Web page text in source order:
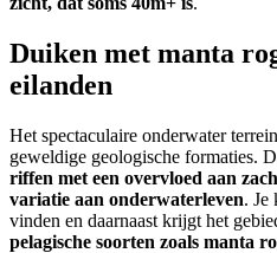
Duiken met manta
eilanden
Het spectaculaire onderwater
geweldige geologische formaties.
riffen met een overvloed aan
variatie aan onderwaterleven. Je
vinden en daarnaast krijgt het
pelagische soorten zoals manta